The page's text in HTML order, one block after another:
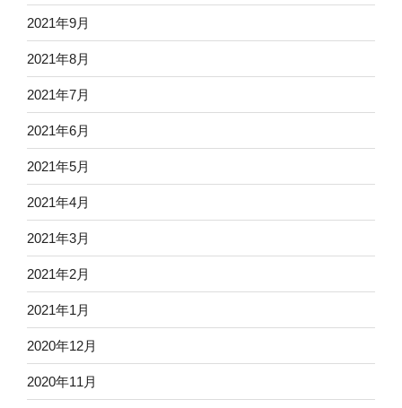
2021年9月
2021年8月
2021年7月
2021年6月
2021年5月
2021年4月
2021年3月
2021年2月
2021年1月
2020年12月
2020年11月